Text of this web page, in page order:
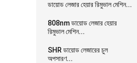
ডায়োড লেজার হেয়ার রিমুভাল মেশিন...
808nm ডায়োড লেজার হেয়ার
রিমুভাল মেশিন...
SHR ডায়োড লেজারের চুল
অপসারণ...